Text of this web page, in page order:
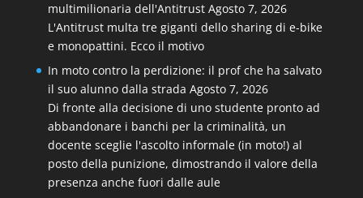
multimilionaria dell'Antitrust Agosto 7, 2026
L'Antitrust multa tre giganti dello sharing di e-bike
e monopattini. Ecco il motivo
In moto contro la perdizione: il prof che ha salvato
il suo alunno dalla strada Agosto 7, 2026
Di fronte alla decisione di uno studente pronto ad
abbandonare i banchi per la criminalità, un
docente sceglie l'ascolto informale (in moto!) al
posto della punizione, dimostrando il valore della
presenza anche fuori dalle aule